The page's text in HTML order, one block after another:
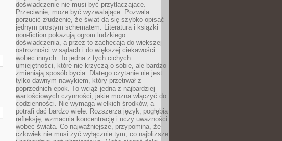
doświadczenie nie musi być przytłaczające.
Przeciwnie, może być wyzwalające. Pozwala
porzucić złudzenie, że świat da się szybko opisać
jednym prostym schematem. Literatura i książki
non-fiction pokazują ogrom ludzkiego
doświadczenia, a przez to zachęcają do większej
ostrożności w sądach i do większej ciekawości
wobec innych. To jedna z tych cichych
umiejętności, które nie krzyczą o sobie, ale bardzo
zmieniają sposób bycia. Dlatego czytanie nie jest
tylko dawnym nawykiem, który przetrwał z
poprzednich epok. To wciąż jedna z najbardziej
wartościowych czynności, jakie można włączyć do
codzienności. Nie wymaga wielkich środków, a
potrafi dać bardzo wiele. Rozszerza język, pogłębia
refleksję, wzmacnia koncentrację i uczy uważności
wobec świata. Co najważniejsze, przypomina, że
człowiek nie musi żyć wyłącznie tym, co najbliższe